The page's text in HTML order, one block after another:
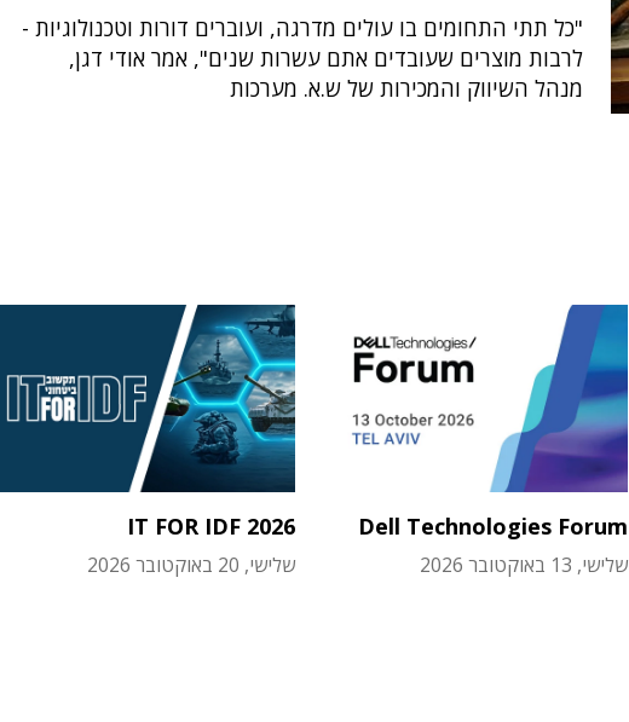
"כל תתי התחומים בו עולים מדרגה, ועוברים דורות וטכנולוגיות -
לרבות מוצרים שעובדים אתם עשרות שנים", אמר אודי דגן,
מנהל השיווק והמכירות של ש.א. מערכות
Dell Technologies Forum
שלישי, 13 באוקטובר 2026
IT FOR IDF 2026
שלישי, 20 באוקטובר 2026